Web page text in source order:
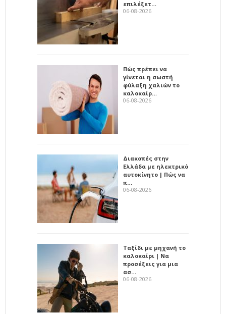
επιλέξετ…
06-08-2026
Πώς πρέπει να
γίνεται η σωστή
φύλαξη χαλιών το
καλοκαίρ…
06-08-2026
Διακοπές στην
Ελλάδα με ηλεκτρικό
αυτοκίνητο | Πώς να
π…
06-08-2026
Ταξίδι με μηχανή το
καλοκαίρι | Να
προσέξεις για μια
ασ…
06-08-2026